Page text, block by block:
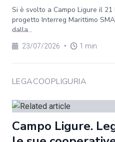
Si è svolto a Campo Ligure il
progetto Interreg Marittimo
dalla...
23/07/2026 • 1 min
LEGACOOPLIGURIA
Campo Ligure.